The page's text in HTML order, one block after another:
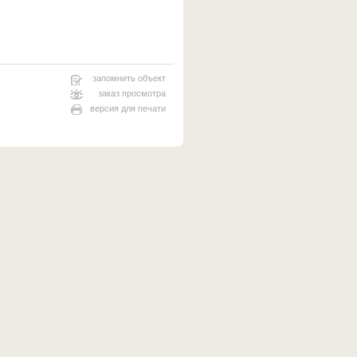
запомнить объект
заказ просмотра
версия для печати